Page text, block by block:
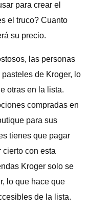
para crear el
el truco? Cuanto
su precio.
las personas
de Kroger, lo
otras en la lista.
compradas en
para sus
tienes que pagar
cierto con esta
Kroger solo se
lo que hace que
de la lista.